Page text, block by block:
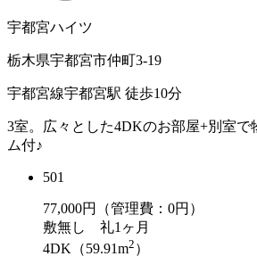
宇都宮ハイツ
栃木県宇都宮市仲町3-19
宇都宮線宇都宮駅 徒歩10分
3室。広々とした4DKのお部屋+別室で
ム付♪
501
77,000円（管理費：0円）
敷無し 礼1ヶ月
4DK（59.91m2 ）